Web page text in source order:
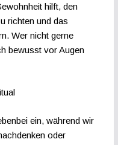
hilft, den
richten und das
Wer nicht gerne
bewusst vor Augen
ein, während wir
oder